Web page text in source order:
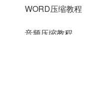
WORD压缩教程
音频压缩教程